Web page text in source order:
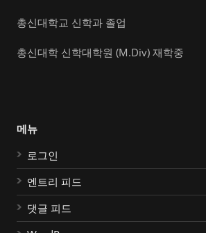
총신대학교 신학과 졸업
총신대학 신학대학원 (M.Div) 재학중
메뉴
로그인
엔트리 피드
댓글 피드